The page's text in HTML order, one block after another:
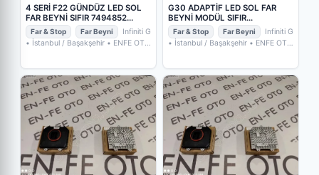
4 SERİ F22 GÜNDÜZ LED SOL
FAR BEYNİ SIFIR 7494852
63117494852 3 (2. Adet)
Far & Stop Far Beyni
Infiniti G
• İstanbul / Başakşehir • ENFE OTO
G30 ADAPTİF LED SOL FAR
BEYNİ MODÜL SIFIR
63117214939 3
Far & Stop Far Beyni
Infiniti G
• İstanbul / Başakşehir • ENFE OTO